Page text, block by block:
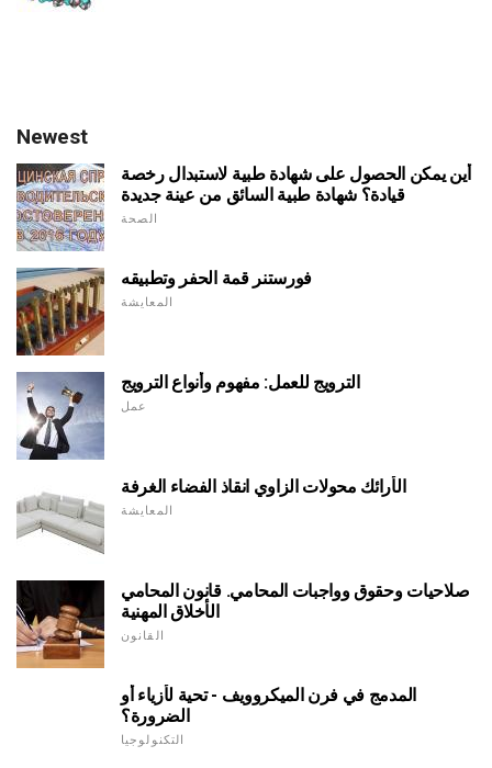
Newest
أين يمكن الحصول على شهادة طبية لاستبدال رخصة
قيادة؟ شهادة طبية السائق من عينة جديدة
الصحة
فورستنر قمة الحفر وتطبيقه
المعايشة
الترويج للعمل: مفهوم وأنواع الترويج
عمل
الأرائك محولات الزاوي انقاذ الفضاء الغرفة
المعايشة
صلاحيات وحقوق وواجبات المحامي. قانون المحامي
الأخلاق المهنية
القانون
المدمج في فرن الميكروويف - تحية لأزياء أو
الضرورة؟
التكنولوجيا